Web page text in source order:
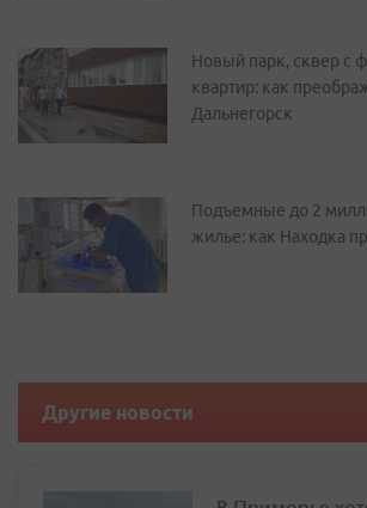
Новый парк, сквер с
квартир: как
Дальнегорск
Подъемные до 2
жилье: как Находка
Другие новости